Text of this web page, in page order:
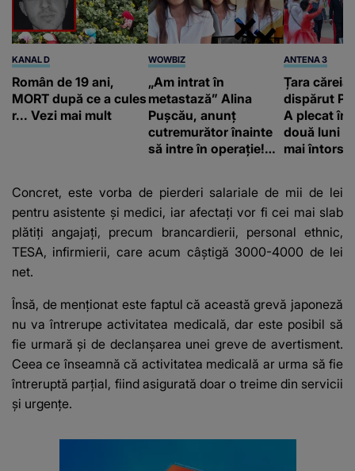
KANAL D
Român de 19 ani,
MORT după ce a cules
r... Vezi mai mult
WOWBIZ
„Am intrat în
metastază” Alina
Pușcău, anunț
cutremurător înainte
să intre în operație!
fanilor
ANTENA 3
Țara căreia
dispărut
A plecat în
două luni
mai întors
Concret, este vorba de pierderi salariale de mii de lei
pentru asistente și medici, iar afectați vor fi cei mai slab
plătiți angajați, precum brancardierii, personal ethnic,
TESA, infirmierii, care acum câștigă 3000-4000 de lei
net.
Însă, de menționat este faptul că această grevă japoneză
nu va întrerupe activitatea medicală, dar este posibil să
fie urmară și de declanșarea unei greve de avertisment.
Ceea ce înseamnă că activitatea medicală ar urma să fie
întreruptă parțial, fiind asigurată doar o treime din servicii
și urgențe.